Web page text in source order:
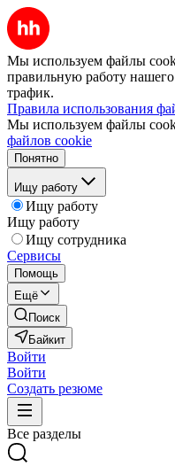
Мы используем файлы
правильную работу нашего
трафик.
Правила использования
Мы используем файлы
файлов cookie
Понятно
Ищу работу
Ищу работу
Ищу работу
Ищу сотрудника
Сервисы
Помощь
Ещё
Поиск
Байкит
Войти
Войти
Создать резюме
Все разделы